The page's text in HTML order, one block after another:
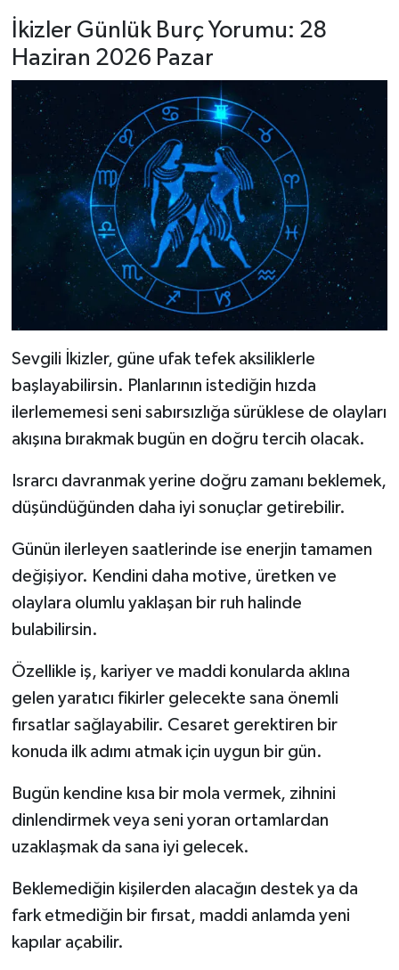
İkizler Günlük Burç Yorumu: 28
Haziran 2026 Pazar
Sevgili İkizler, güne ufak tefek aksiliklerle
başlayabilirsin. Planlarının istediğin hızda
ilerlememesi seni sabırsızlığa sürüklese de olayları
akışına bırakmak bugün en doğru tercih olacak.
Israrcı davranmak yerine doğru zamanı beklemek,
düşündüğünden daha iyi sonuçlar getirebilir.
Günün ilerleyen saatlerinde ise enerjin tamamen
değişiyor. Kendini daha motive, üretken ve
olaylara olumlu yaklaşan bir ruh halinde
bulabilirsin.
Özellikle iş, kariyer ve maddi konularda aklına
gelen yaratıcı fikirler gelecekte sana önemli
fırsatlar sağlayabilir. Cesaret gerektiren bir
konuda ilk adımı atmak için uygun bir gün.
Bugün kendine kısa bir mola vermek, zihnini
dinlendirmek veya seni yoran ortamlardan
uzaklaşmak da sana iyi gelecek.
Beklemediğin kişilerden alacağın destek ya da
fark etmediğin bir fırsat, maddi anlamda yeni
kapılar açabilir.